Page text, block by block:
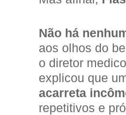
Não há
aos olhos do
o diretor
explicou que
acarreta
repetitivos e